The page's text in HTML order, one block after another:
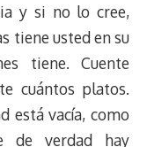
y si no lo cree,
tiene usted en su
tiene. Cuente
cuántos platos.
está vacía, como
de verdad hay